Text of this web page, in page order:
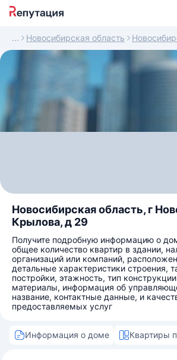
Новосибирская область
Новосибирская область, г
Крылова, д 29
Получите подробную информацию о
общее количество квартир в здании,
организаций или компаний,
детальные характеристики строения,
постройки, этажность, тип
материалы, информация об
название, контактные данные, и
предоставляемых услуг
Информация о доме Квартиры